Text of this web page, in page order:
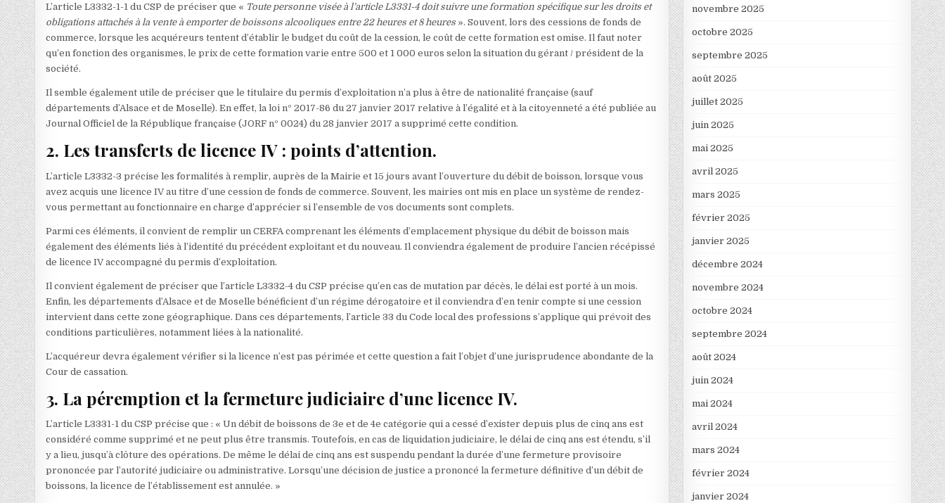
L’article L3332-1-1 du CSP de préciser que « Toute personne visée à l’article L3331-4 doit suivre une formation spécifique sur les droits et
obligations attachés à la vente à emporter de boissons alcooliques entre 22 heures et 8 heures ». Souvent, lors des cessions de fonds de
commerce, lorsque les acquéreurs tentent d’établir le budget du coût de la cession, le coût de cette formation est omise. Il faut noter
qu’en fonction des organismes, le prix de cette formation varie entre 500 et 1 000 euros selon la situation du gérant / président de la
société.
Il semble également utile de préciser que le titulaire du permis d’exploitation n’a plus à être de nationalité française (sauf
départements d’Alsace et de Moselle). En effet, la loi nº 2017-86 du 27 janvier 2017 relative à l’égalité et à la citoyenneté a été publiée au
Journal Officiel de la République française (JORF nº 0024) du 28 janvier 2017 a supprimé cette condition.
2. Les transferts de licence IV : points d’attention.
L’article L3332-3 précise les formalités à remplir, auprès de la Mairie et 15 jours avant l’ouverture du débit de boisson, lorsque vous
avez acquis une licence IV au titre d’une cession de fonds de commerce. Souvent, les mairies ont mis en place un système de rendez-
vous permettant au fonctionnaire en charge d’apprécier si l’ensemble de vos documents sont complets.
Parmi ces éléments, il convient de remplir un CERFA comprenant les éléments d’emplacement physique du débit de boisson mais
également des éléments liés à l’identité du précédent exploitant et du nouveau. Il conviendra également de produire l’ancien récépissé
de licence IV accompagné du permis d’exploitation.
Il convient également de préciser que l’article L3332-4 du CSP précise qu’en cas de mutation par décès, le délai est porté à un mois.
Enfin, les départements d’Alsace et de Moselle bénéficient d’un régime dérogatoire et il conviendra d’en tenir compte si une cession
intervient dans cette zone géographique. Dans ces départements, l’article 33 du Code local des professions s’applique qui prévoit des
conditions particulières, notamment liées à la nationalité.
L’acquéreur devra également vérifier si la licence n’est pas périmée et cette question a fait l’objet d’une jurisprudence abondante de la
Cour de cassation.
3. La péremption et la fermeture judiciaire d’une licence IV.
L’article L3331-1 du CSP précise que : « Un débit de boissons de 3e et de 4e catégorie qui a cessé d’exister depuis plus de cinq ans est
considéré comme supprimé et ne peut plus être transmis. Toutefois, en cas de liquidation judiciaire, le délai de cinq ans est étendu, s’il
y a lieu, jusqu’à clôture des opérations. De même le délai de cinq ans est suspendu pendant la durée d’une fermeture provisoire
prononcée par l’autorité judiciaire ou administrative. Lorsqu’une décision de justice a prononcé la fermeture définitive d’un débit de
boissons, la licence de l’établissement est annulée. »
novembre 2025
octobre 2025
septembre 2025
août 2025
juillet 2025
juin 2025
mai 2025
avril 2025
mars 2025
février 2025
janvier 2025
décembre 2024
novembre 2024
octobre 2024
septembre 2024
août 2024
juin 2024
mai 2024
avril 2024
mars 2024
février 2024
janvier 2024